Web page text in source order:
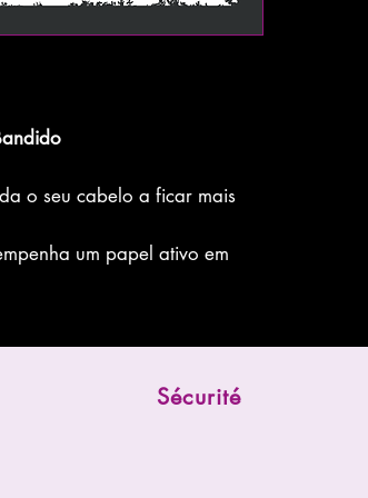
o seu cabelo a ficar mais
um papel ativo em
Sécurité